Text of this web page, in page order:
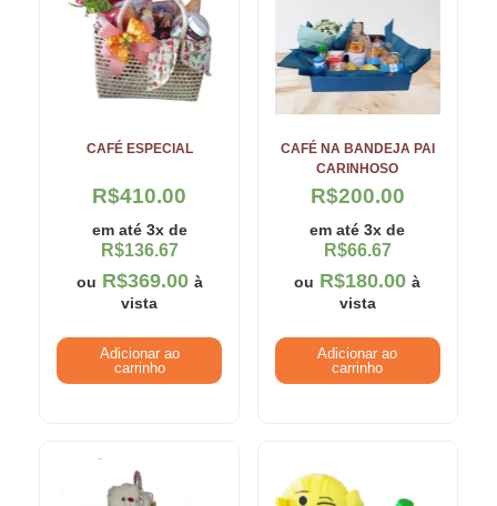
CAFÉ ESPECIAL
R$410.00
em até 3x de
R$136.67
ou R$369.00 à
vista
Adicionar ao
carrinho
CAFÉ NA BANDEJA PAI
CARINHOSO
R$200.00
em até 3x de
R$66.67
ou R$180.00 à
vista
Adicionar ao
carrinho